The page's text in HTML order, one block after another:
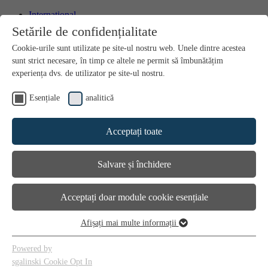
International
Bosnia
Bulgaria
Croatia
Czech Republic
Hungary
North Macedonia
Romania
Contact
Setările de confidențialitate
Cookie-urile sunt utilizate pe site-ul nostru web. Unele dintre acestea
sunt strict necesare, în timp ce altele ne permit să îmbunătățim
experiența dvs. de utilizator pe site-ul nostru.
Esențiale analitică
Acceptați toate
Salvare și închidere
Acceptați doar module cookie esențiale
Modulele cookie esențiale sunt necesare pentru funcțiile de bază ale
site-ului. Acestea asigură funcționarea corectă a site-ului web.
Afișați mai multe informații
Powered by
sgalinski Cookie Opt In